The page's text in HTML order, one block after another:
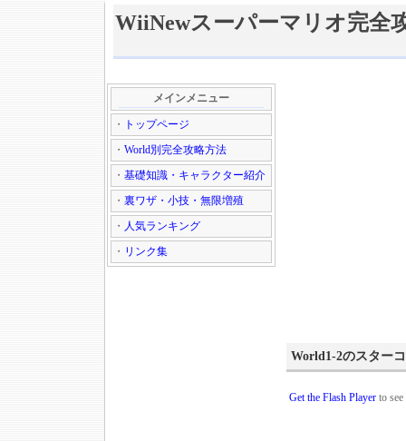
WiiNewスーパーマリオ完
メインメニュー
・
トップページ
・ World別完全攻略方法
・ 基礎知識・キャラクター紹介
・ 裏ワザ・小技・無限増殖
・ 人気ランキング
・ リンク集
World1-2のスター
Get the Flash Player to